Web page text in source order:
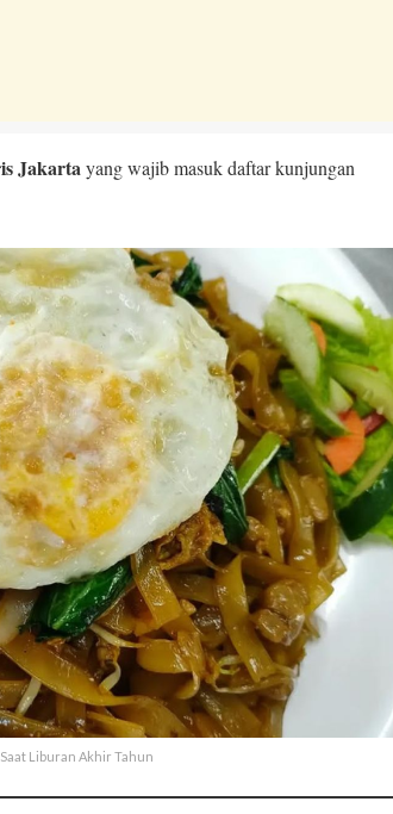
Jakartayang wajib masuk daftar kunjungan
Liburan Akhir Tahun